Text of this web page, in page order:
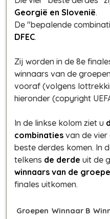
Georgië en Slovenië.
De "bepalende
DFEC.
Zij worden in de 8e
winnaars van de
vooraf (volgens
hieronder (copyright
In de linkse kolom ziet u
combinaties van de
beste derdes komen. In
telkens de derde uit de
winnaars van de
finales uitkomen.
Groepen Winnaar B